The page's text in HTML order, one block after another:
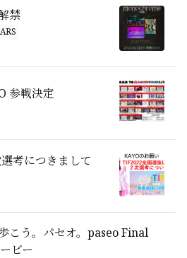
禁
参戦決定
考につきまして
こう。パセオ。paseo Final
ビー